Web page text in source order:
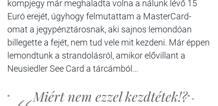
kompjegy már meghaladta volna a nálunk lévő 15
Euró erejét, úgyhogy felmutattam a MasterCard-
omat a jegypénztárosnak, aki sajnos lemondóan
billegette a fejét, nem tud vele mit kezdeni. Már éppen
lemondtunk a strandolásról, amikor elővillant a
Neusiedler See Card a tárcámból...
" Miért nem ezzel kezdtétek!?" -